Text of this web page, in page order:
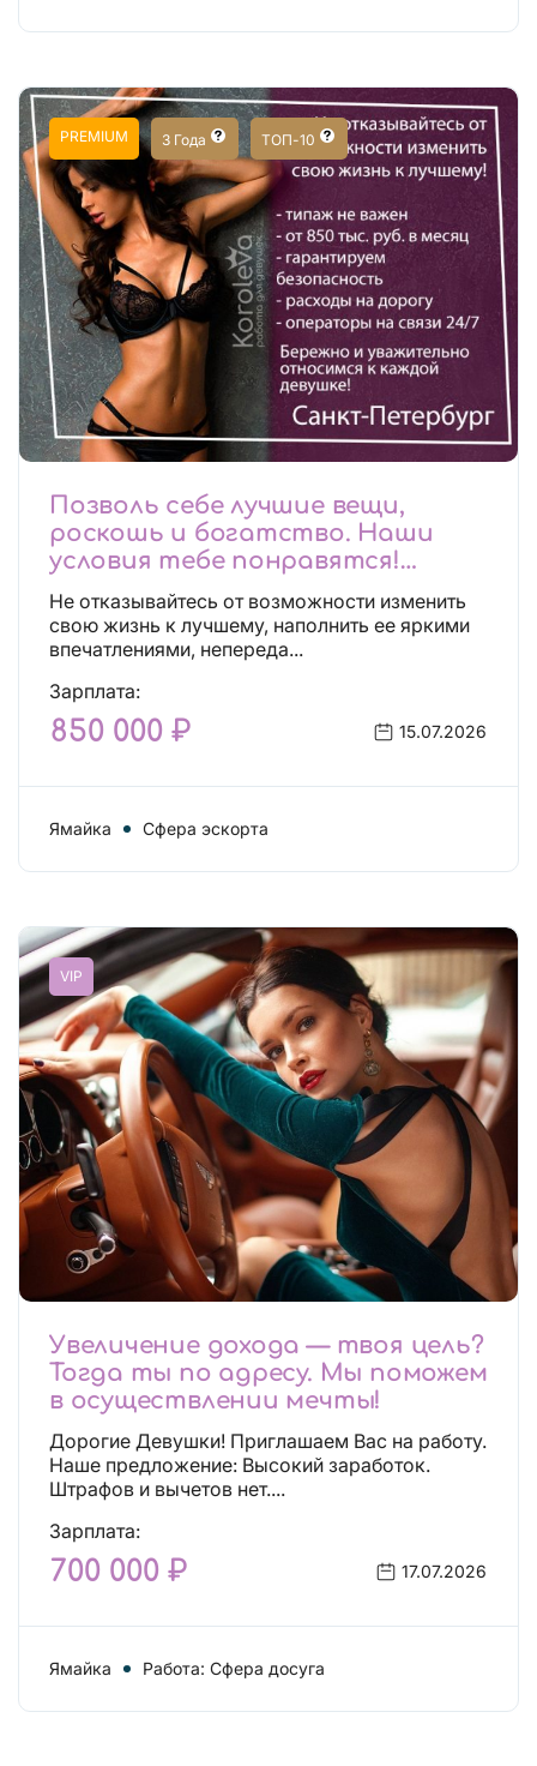
PREMIUM 3 Года ТОП-10
Позволь себе лучшие вещи,
роскошь и богатство. Наши
условия тебе понравятся!
Действительно отличные
условия и поддержка!
Не отказывайтесь от возможности изменить
свою жизнь к лучшему, наполнить ее яркими
впечатлениями, непереда...
Зарплата:
850 000 ₽ 15.07.2026
Ямайка Сфера эскорта
VIP
Увеличение дохода — твоя цель?
Тогда ты по адресу. Мы поможем
в осуществлении мечты!
Дорогие Девушки! Приглашаем Вас на работу.
Наше предложение: Высокий заработок.
Штрафов и вычетов нет....
Зарплата:
700 000 ₽ 17.07.2026
Ямайка Работа: Сфера досуга